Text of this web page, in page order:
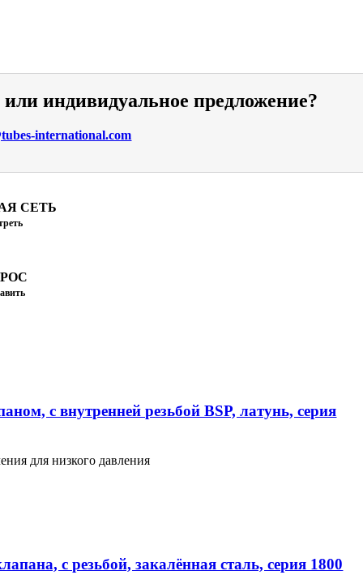
индивидуальное предложение?
international.com
СЕТЬ
с внутренней резьбой BSP, латунь, серия
для низкого давления
с резьбой, закалённая сталь, серия 1800